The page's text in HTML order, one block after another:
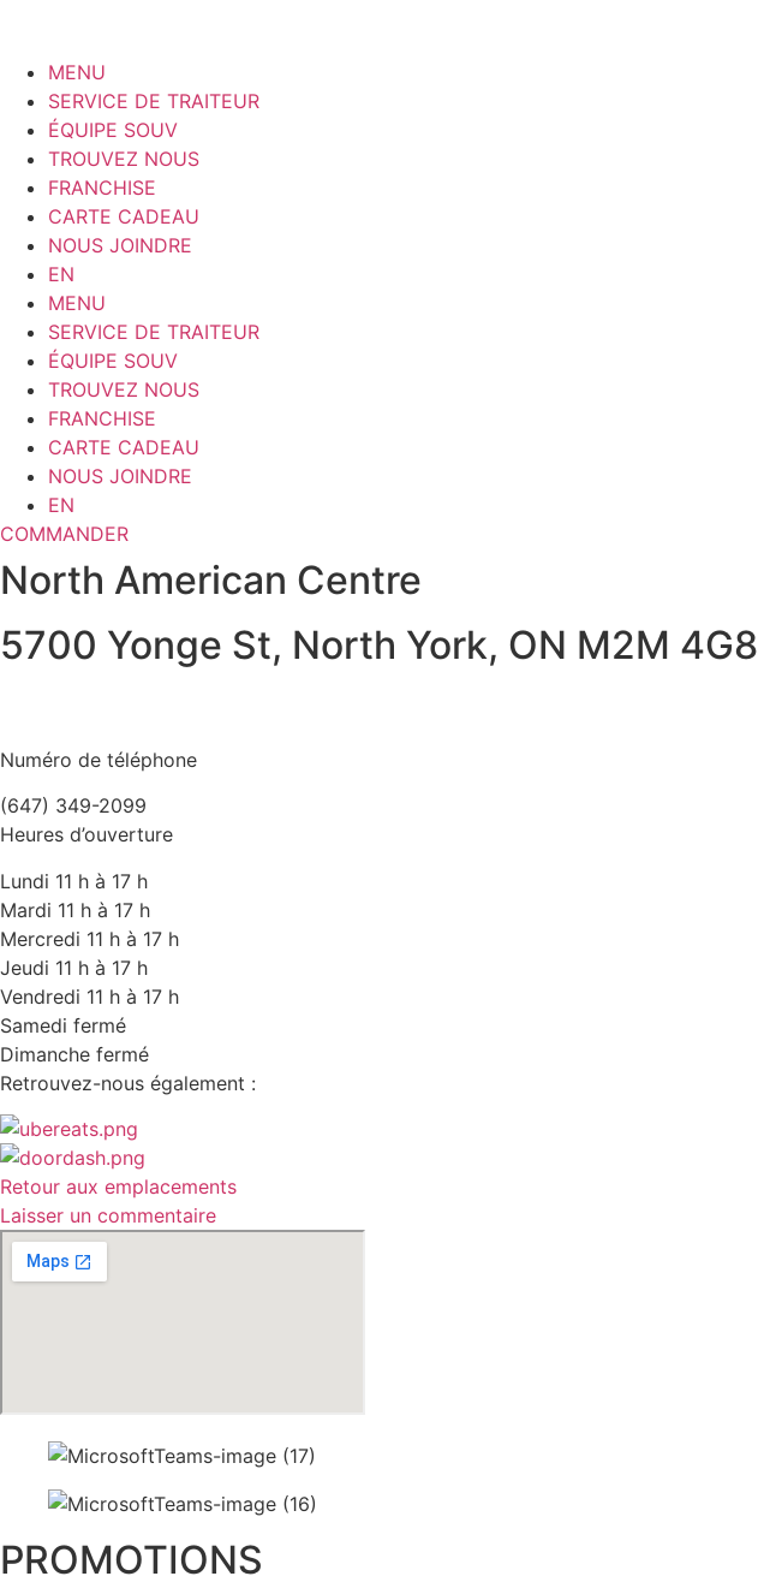
MENU
SERVICE DE TRAITEUR
ÉQUIPE SOUV
TROUVEZ NOUS
FRANCHISE
CARTE CADEAU
NOUS JOINDRE
EN
MENU
SERVICE DE TRAITEUR
ÉQUIPE SOUV
TROUVEZ NOUS
FRANCHISE
CARTE CADEAU
NOUS JOINDRE
EN
COMMANDER
North American Centre
5700 Yonge St, North York, ON M2M 4G8
Numéro de téléphone
(647) 349-2099
Heures d’ouverture
Lundi 11 h à 17 h
Mardi 11 h à 17 h
Mercredi 11 h à 17 h
Jeudi 11 h à 17 h
Vendredi 11 h à 17 h
Samedi fermé
Dimanche fermé
Retrouvez-nous également :
Retour aux emplacements
Laisser un commentaire
PROMOTIONS